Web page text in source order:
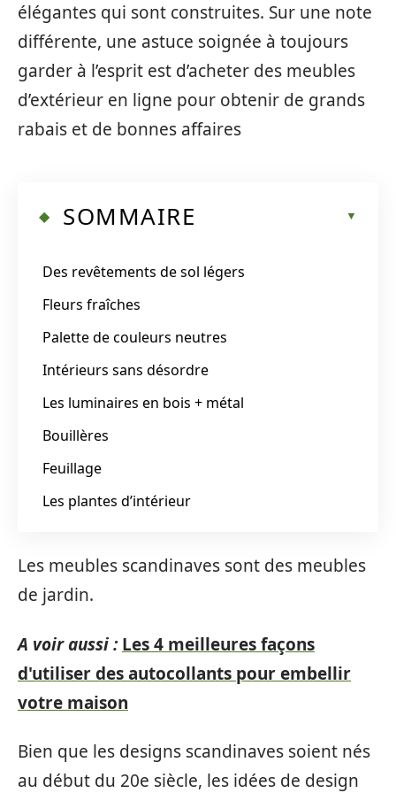
élégantes qui sont construites. Sur une note
différente, une astuce soignée à toujours
garder à l’esprit est d’acheter des meubles
d’extérieur en ligne pour obtenir de grands
rabais et de bonnes affaires
SOMMAIRE
Des revêtements de sol légers
Fleurs fraîches
Palette de couleurs neutres
Intérieurs sans désordre
Les luminaires en bois + métal
Bouillères
Feuillage
Les plantes d’intérieur
Les meubles scandinaves sont des meubles
de jardin.
A voir aussi : Les 4 meilleures façons
d'utiliser des autocollants pour embellir
votre maison
Bien que les designs scandinaves soient nés
au début du 20e siècle, les idées de design